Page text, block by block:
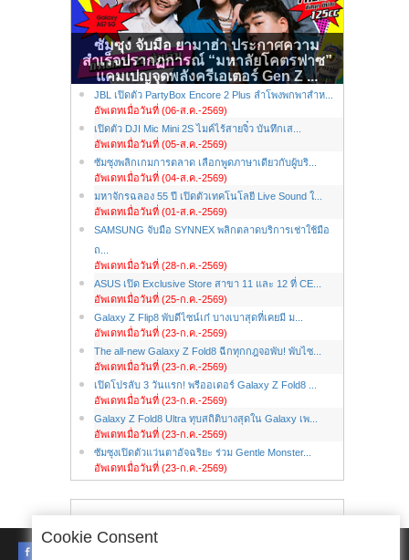
ซัมซุง จับมือ ยามาฮ่า ประกาศความ
สำเร็จปรากฏการณ์ “มหาลัยโคตรฟาซ”
แคมเปญจุดพลังครีเอเตอร์ Gen Z ...
JBL เปิดตัว PartyBox Encore 2 Plus ลำโพงพกพาสำห...
อัพเดทเมื่อวันที่ (06-ส.ค.-2569)
เปิดตัว DJI Mic Mini 2S ไมค์ไร้สายจิ๋ว บันทึกเส...
อัพเดทเมื่อวันที่ (05-ส.ค.-2569)
ซัมซุงพลิกเกมการตลาด เลือกพูดภาษาเดียวกับผู้บริ...
อัพเดทเมื่อวันที่ (04-ส.ค.-2569)
มหาจักรฉลอง 55 ปี เปิดตัวเทคโนโลยี Live Sound ใ...
อัพเดทเมื่อวันที่ (01-ส.ค.-2569)
SAMSUNG จับมือ SYNNEX พลิกตลาดบริการเช่าใช้มือ
ถ...
อัพเดทเมื่อวันที่ (28-ก.ค.-2569)
ASUS เปิด Exclusive Store สาขา 11 และ 12 ที่ CE...
อัพเดทเมื่อวันที่ (25-ก.ค.-2569)
Galaxy Z Flip8 พับดีไซน์เก๋ บางเบาสุดที่เคยมี ม...
อัพเดทเมื่อวันที่ (23-ก.ค.-2569)
The all-new Galaxy Z Fold8 ฉีกทุกกฎจอพับ! พับไซ...
อัพเดทเมื่อวันที่ (23-ก.ค.-2569)
เปิดโปรลับ 3 วันแรก! พรีออเดอร์ Galaxy Z Fold8 ...
อัพเดทเมื่อวันที่ (23-ก.ค.-2569)
Galaxy Z Fold8 Ultra ทุบสถิติบางสุดใน Galaxy เพ...
อัพเดทเมื่อวันที่ (23-ก.ค.-2569)
ซัมซุงเปิดตัวแว่นตาอัจฉริยะ ร่วม Gentle Monster...
อัพเดทเมื่อวันที่ (23-ก.ค.-2569)
Cookie Consent